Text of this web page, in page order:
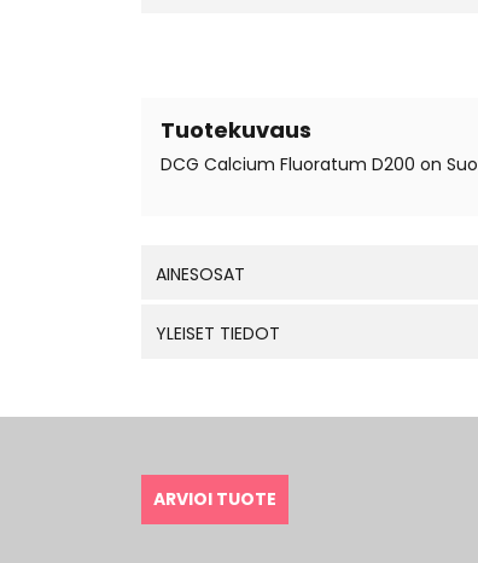
Tuotekuvaus
DCG Calcium Fluoratum D200 on
AINESOSAT
YLEISET TIEDOT
ARVIOI TUOTE